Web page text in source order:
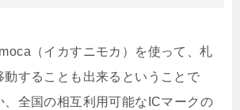
（イカすニモカ）を使って、札
動することも出来るということで
、全国の相互利用可能なICマークの